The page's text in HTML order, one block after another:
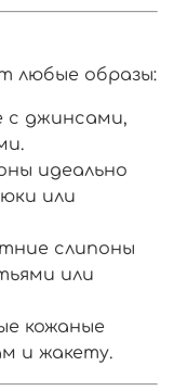
любые образы:
с джинсами,
идеально
или
слипоны
или
кожаные
и жакету.